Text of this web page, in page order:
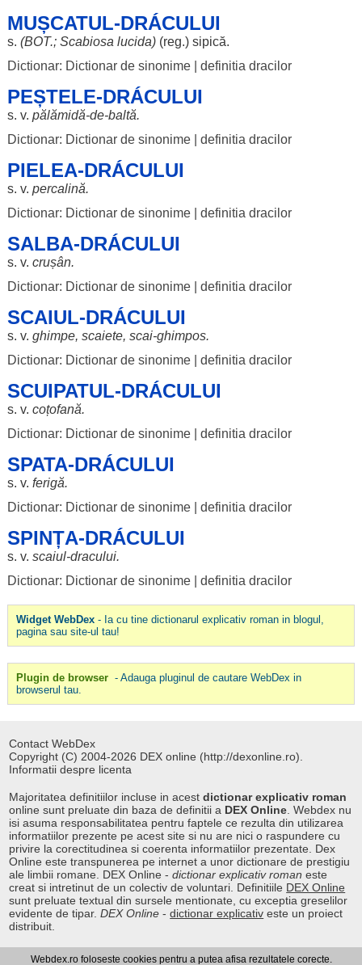
MUȘCATUL-DRÁCULUI
s. (BOT.; Scabiosa lucida) (reg.) sipică.
Dictionar: Dictionar de sinonime| definitia dracilor
PEȘTELE-DRÁCULUI
s. v. pălămidă-de-baltă.
Dictionar: Dictionar de sinonime| definitia dracilor
PIELEA-DRÁCULUI
s. v. percalină.
Dictionar: Dictionar de sinonime| definitia dracilor
SALBA-DRÁCULUI
s. v. crușân.
Dictionar: Dictionar de sinonime| definitia dracilor
SCAIUL-DRÁCULUI
s. v. ghimpe, scaiete, scai-ghimpos.
Dictionar: Dictionar de sinonime| definitia dracilor
SCUIPATUL-DRÁCULUI
s. v. coțofană.
Dictionar: Dictionar de sinonime| definitia dracilor
SPATA-DRÁCULUI
s. v. ferigă.
Dictionar: Dictionar de sinonime| definitia dracilor
SPINȚA-DRÁCULUI
s. v. scaiul-dracului.
Dictionar: Dictionar de sinonime| definitia dracilor
Widget WebDex- Ia cu tine dictionarul explicativ roman in blogul,
pagina sau site-ul tau!
Plugin de browser - Adauga pluginul de cautare WebDex in
browserul tau.
Contact WebDex
Copyright (C) 2004-2026 DEX online (http://dexonline.ro).
Informatii despre licenta
Majoritatea definitiilor incluse in acestdictionar explicativ roman
online sunt preluate din baza de definitii a DEX Online . Webdex nu
isi asuma responsabilitatea pentru faptele ce rezulta din utilizarea
informatiilor prezente pe acest site si nu are nici o raspundere cu
privire la corectitudinea si coerenta informatiilor prezentate. Dex
Online este transpunerea pe internet a unor dictionare de prestigiu
ale limbii romane. DEX Online -dictionar explicativ roman este
creat si intretinut de un colectiv de voluntari. Definitiile DEX Online
sunt preluate textual din sursele mentionate, cu exceptia greselilor
evidente de tipar.DEX Online -dictionar explicativ este un proiect
distribuit.
Webdex.ro foloseste cookies pentru a putea afisa rezultatele corecte.